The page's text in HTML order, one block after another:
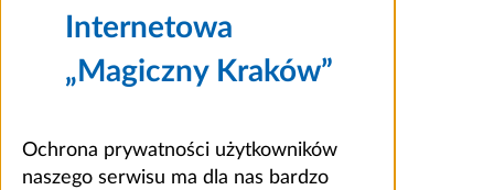
Internetowa
„Magiczny Kraków”
Ochrona prywatności użytkowników
naszego serwisu ma dla nas bardzo